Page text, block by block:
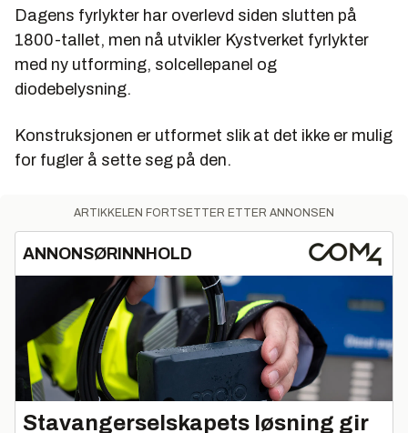
Mindre krav til vedlikehold
Minimalt effektforbruk
Meget miljøvennlige
Ingen fugleskitt (smittefare)
Dagens fyrlykter har overlevd siden slutten på
1800-tallet, men nå utvikler Kystverket fyrlykter
med ny utforming, solcellepanel og
diodebelysning.
Konstruksjonen er utformet slik at det ikke er mulig
for fugler å sette seg på den.
ARTIKKELEN FORTSETTER ETTER ANNONSEN
ANNONSØRINNHOLD
Stavangerselskapets løsning gir